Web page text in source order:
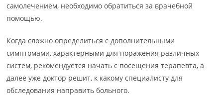
самолечением, необходимо обратиться за врачебной
помощью.
Когда сложно определиться с дополнительными
симптомами, характерными для поражения различных
систем, рекомендуется начать с посещения терапевта, а
далее уже доктор решит, к какому специалисту для
обследования направить больного.